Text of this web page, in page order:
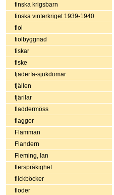
finska krigsbarn
finska vinterkriget 1939-1940
fiol
fiolbyggnad
fiskar
fiske
fjäderfä-sjukdomar
fjällen
fjärilar
fladdermöss
flaggor
Flamman
Flandern
Fleming, Ian
flerspråkighet
flickböcker
floder